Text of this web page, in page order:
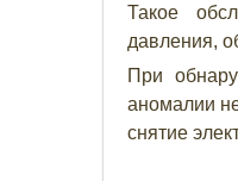
Такое
давления,
При
аномалии
снятие